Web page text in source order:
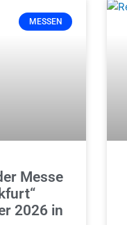
MESSEN
Messe
2026 in